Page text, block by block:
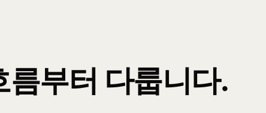
름부터 다룹니다.